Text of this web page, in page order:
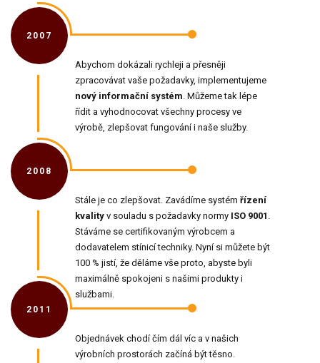
2007
Abychom dokázali rychleji a přesněji
zpracovávat vaše požadavky, implementujeme
nový informační systém. Můžeme tak lépe
řídit a vyhodnocovat všechny procesy ve
výrobě, zlepšovat fungování i naše služby.
2008
Stále je co zlepšovat. Zavádíme systém řízení
kvality v souladu s požadavky normy ISO 9001 .
Stáváme se certifikovaným výrobcem a
dodavatelem stínicí techniky. Nyní si můžete být
100 % jistí, že děláme vše proto, abyste byli
maximálně spokojeni s našimi produkty i
službami.
2011
Objednávek chodí čím dál víc a v našich
výrobních prostorách začíná být těsno.